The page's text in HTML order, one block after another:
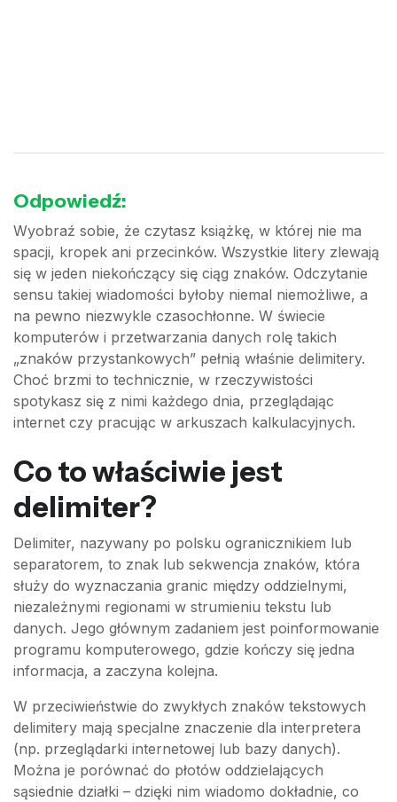
Odpowiedź:
Wyobraź sobie, że czytasz książkę, w której nie ma
spacji, kropek ani przecinków. Wszystkie litery zlewają
się w jeden niekończący się ciąg znaków. Odczytanie
sensu takiej wiadomości byłoby niemal niemożliwe, a
na pewno niezwykle czasochłonne. W świecie
komputerów i przetwarzania danych rolę takich
„znaków przystankowych” pełnią właśnie delimitery.
Choć brzmi to technicznie, w rzeczywistości
spotykasz się z nimi każdego dnia, przeglądając
internet czy pracując w arkuszach kalkulacyjnych.
Co to właściwie jest
delimiter?
Delimiter, nazywany po polsku ogranicznikiem lub
separatorem, to znak lub sekwencja znaków, która
służy do wyznaczania granic między oddzielnymi,
niezależnymi regionami w strumieniu tekstu lub
danych. Jego głównym zadaniem jest poinformowanie
programu komputerowego, gdzie kończy się jedna
informacja, a zaczyna kolejna.
W przeciwieństwie do zwykłych znaków tekstowych
delimitery mają specjalne znaczenie dla interpretera
(np. przeglądarki internetowej lub bazy danych).
Można je porównać do płotów oddzielających
sąsiednie działki – dzięki nim wiadomo dokładnie, co